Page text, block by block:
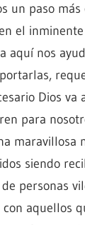
un paso
el
aquí nos
Dios va
para
maravillosa
siendo
personas
aquellos